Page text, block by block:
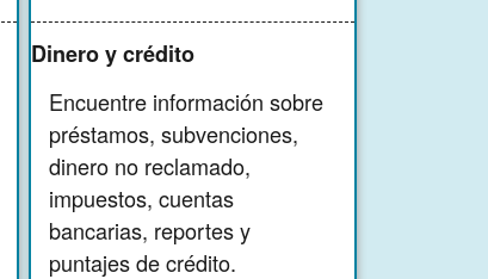
Dinero y crédito
Encuentre información sobre
préstamos, subvenciones,
dinero no reclamado,
impuestos, cuentas
bancarias, reportes y
puntajes de crédito.